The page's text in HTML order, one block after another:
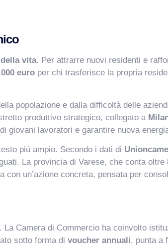
vita. Per attrarre nuovi residenti e
euro per chi trasferisce la propria
popolazione e dalla difficoltà delle
produttivo strategico, collegato a
giovani lavoratori e garantire nuova
più ampio. Secondo i dati di
La provincia di Varese, che conta oltre
un’azione concreta, pensata per
La Camera di Commercio ha coinvolto
sotto forma di voucher annuali, punta a